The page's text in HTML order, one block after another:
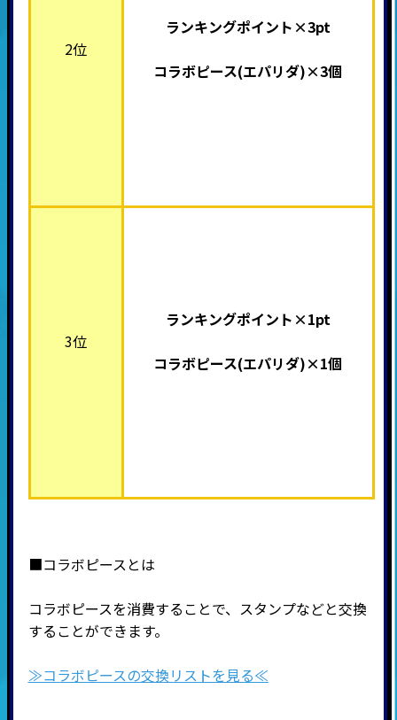
2位
ランキングポイント×3pt
コラボピース(エパリダ)×3個
3位
ランキングポイント×1pt
コラボピース(エパリダ)×1個
■コラボピースとは
コラボピースを消費することで、スタンプなどと交換
することができます。
≫コラボピースの交換リストを見る≪